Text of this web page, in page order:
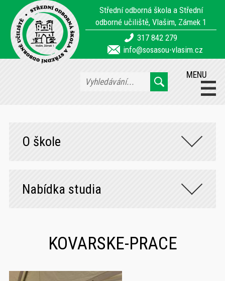
Střední odborná škola a Střední
odborné učiliště, Vlašim, Zámek 1
317 842 279
info@sosasou-vlasim.cz
MENU
O škole
Nabídka studia
KOVARSKE-PRACE